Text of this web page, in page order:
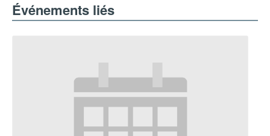
Événements liés